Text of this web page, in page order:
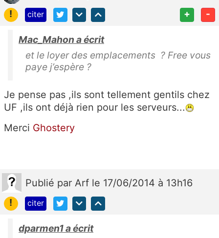
!
citer + -
Mac_Mahon a écrit
et le loyer des emplacements ? Free vous
paye j’espère ?
Je pense pas ,ils sont tellement gentils chez
UF ,ils ont déjà rien pour les serveurs...
Merci Ghostery
Publié par Arf le 17/06/2014 à 13h16
!
citer
dparmen1 a écrit